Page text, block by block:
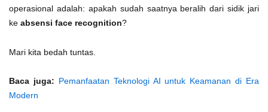
operasional adalah: apakah sudah saatnya beralih dari sidik jari
ke absensi face recognition?
Mari kita bedah tuntas.
Baca juga: Pemanfaatan Teknologi AI untuk Keamanan di Era
Modern